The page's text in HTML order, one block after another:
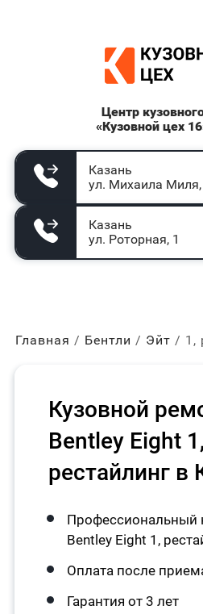
Центр
«Кузовной цех
Казань
ул. Михаила Миля,
Казань
ул. Роторная, 1
Главная Бентли Эйт 1,
Кузовной
Bentley Eight 1,
рестайлинг в
Профессиональный
Bentley Eight 1,
Оплата после
Гарантия от 3 лет